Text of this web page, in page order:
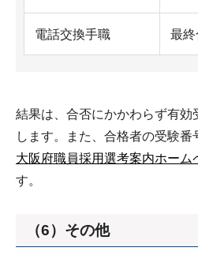
電話交換手職 最終
結果は、合否にかかわらず有効
します。また、合格者の受験
大阪府職員採用選考案内ホーム
す。
（6）その他